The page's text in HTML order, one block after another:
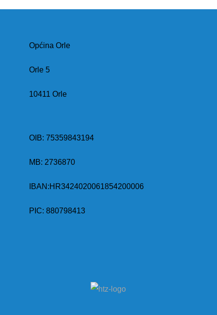
Općina Orle
Orle 5
10411 Orle
OIB: 75359843194
MB: 2736870
IBAN:HR3424020061854200006
PIC: 880798413